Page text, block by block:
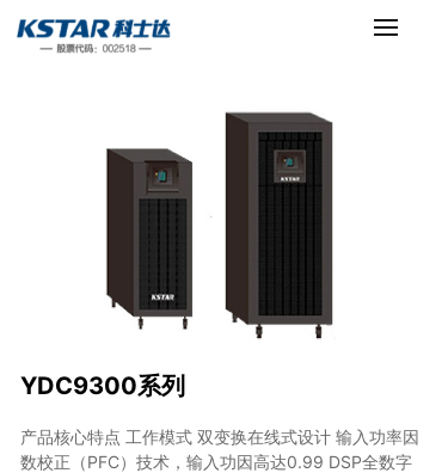
YDC9300系列
产品核心特点 工作模式 双变换在线式设计 输入功率因
数校正（PFC）技术，输入功因高达0.99 DSP全数字